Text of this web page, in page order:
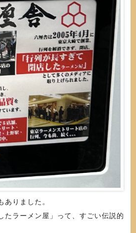
ありました。
たラーメン屋」って、すごい伝説的